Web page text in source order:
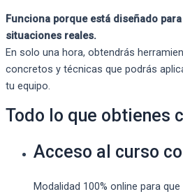
Funciona porque está diseñado
situaciones reales.
En solo una hora, obtendrás
concretos y técnicas que podrás
tu equipo.
Todo lo que obtienes
Acceso al curso
Modalidad 100% online para